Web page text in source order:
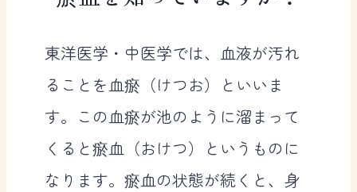
東洋医学・中医学では、血液が汚れ
ることを血瘀（けつお）といいま
す。この血瘀が池のように溜まって
くると瘀血（おけつ）というものに
なります。瘀血の状態が続くと、身